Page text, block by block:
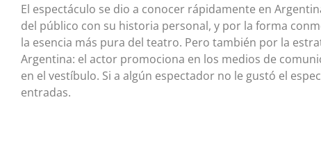
El espectáculo se dio a conocer rápidamente en
del público con su historia personal, y por la forma
la esencia más pura del teatro. Pero también por la
Argentina: el actor promociona en los medios de
en el vestíbulo. Si a algún espectador no le gustó el
entradas.